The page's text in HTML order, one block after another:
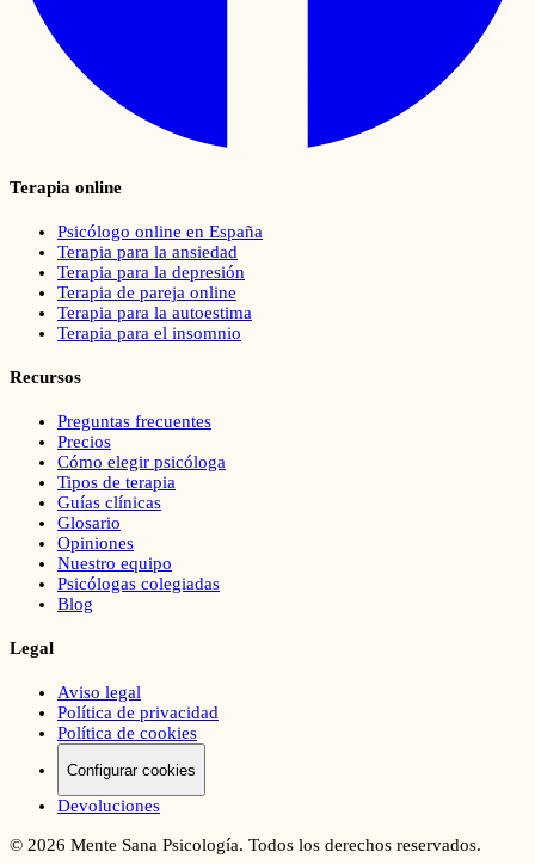
Terapia online
Psicólogo online en España
Terapia para la ansiedad
Terapia para la depresión
Terapia de pareja online
Terapia para la autoestima
Terapia para el insomnio
Recursos
Preguntas frecuentes
Precios
Cómo elegir psicóloga
Tipos de terapia
Guías clínicas
Glosario
Opiniones
Nuestro equipo
Psicólogas colegiadas
Blog
Legal
Aviso legal
Política de privacidad
Política de cookies
Configurar cookies
Devoluciones
© 2026 Mente Sana Psicología. Todos los derechos reservados.